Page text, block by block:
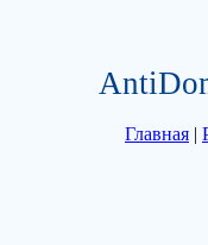
Главная |